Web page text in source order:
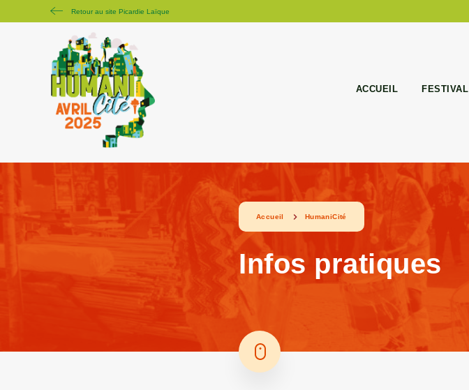
Retour au site Picardie Laïque
ACCUEIL FESTIVAL
Accueil HumaniCité
Infos pratiques